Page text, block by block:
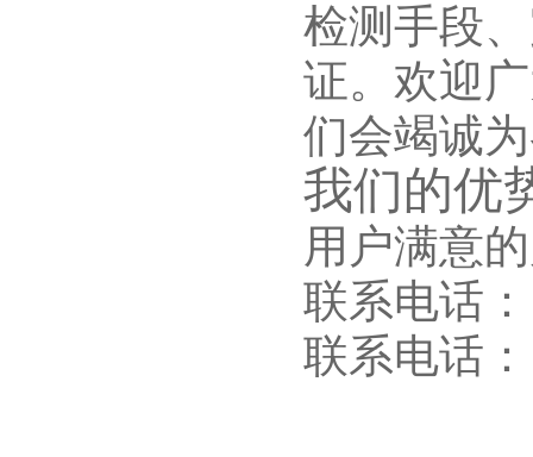
检测手段
证。欢迎
们会竭诚
我们的优
用户满意
联系电话
联系电话